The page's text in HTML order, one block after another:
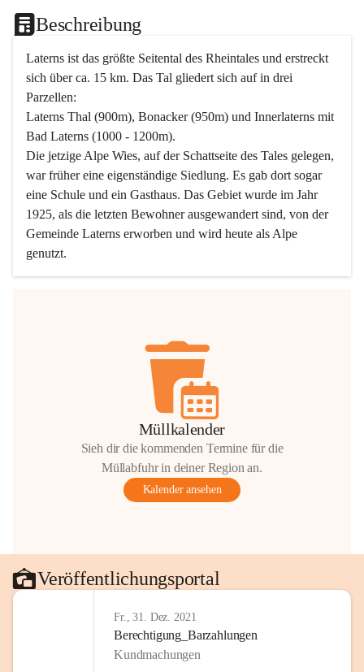
Beschreibung
Laterns ist das größte Seitental des Rheintales und erstreckt
sich über ca. 15 km. Das Tal gliedert sich auf in drei
Parzellen:
Laterns Thal (900m), Bonacker (950m) und Innerlaterns mit
Bad Laterns (1000 - 1200m).
Die jetzige Alpe Wies, auf der Schattseite des Tales gelegen,
war früher eine eigenständige Siedlung. Es gab dort sogar
eine Schule und ein Gasthaus. Das Gebiet wurde im Jahr
1925, als die letzten Bewohner ausgewandert sind, von der
Gemeinde Laterns erworben und wird heute als Alpe
genutzt.
Müllkalender
Sieh dir die kommenden Termine für die
Müllabfuhr in deiner Region an.
Kalender ansehen
Veröffentlichungsportal
Fr., 31. Dez. 2021
Berechtigung_Barzahlungen
Kundmachungen